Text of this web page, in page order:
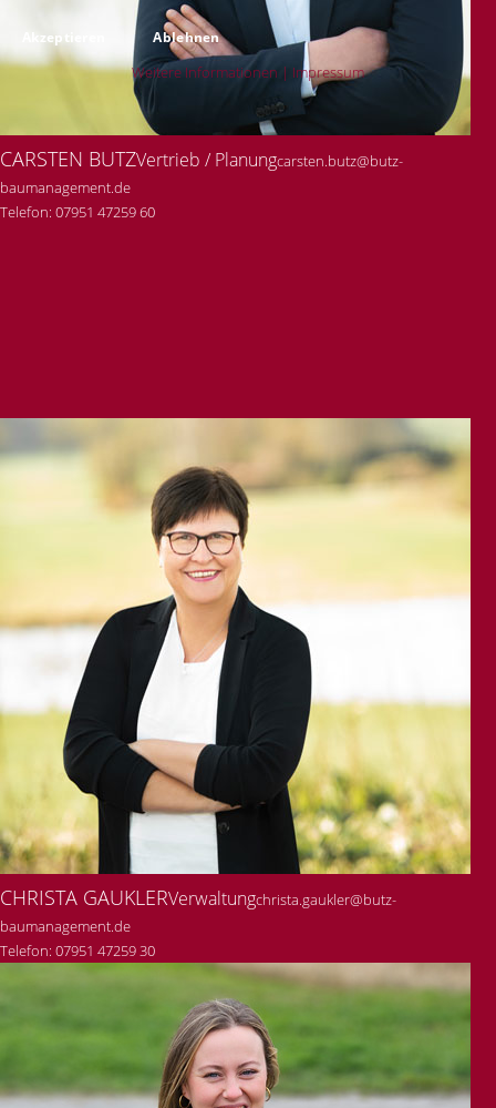
CARSTEN BUTZVertrieb / Planungcarsten.butz@butz-
baumanagement.de
Telefon: 07951 47259 60
CHRISTA GAUKLERVerwaltungchrista.gaukler@butz-
baumanagement.de
Telefon: 07951 47259 30
Akzeptieren Ablehnen
Weitere Informationen | Impressum